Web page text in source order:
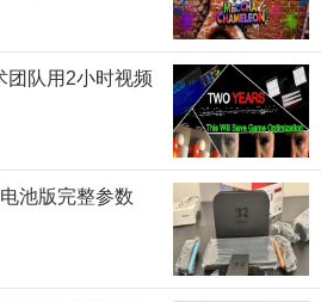
团队用2小时视频
池版完整参数